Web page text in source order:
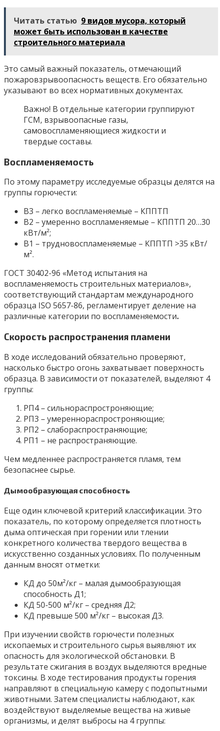
Читать статью 9 видов мусора, который
может быть использован в качестве
строительного материала
Это самый важный показатель, отмечающий
пожаровзрывоопасность веществ. Его обязательно
указывают во всех нормативных документах.
Важно! В отдельные категории группируют
ГСМ, взрывоопасные газы,
самовоспламеняющиеся жидкости и
твердые составы.
Воспламеняемость
По этому параметру исследуемые образцы делятся на
группы горючести:
В3 – легко воспламеняемые – КППТП
В2 – умеренно воспламеняемые – КППТП 20…30
кВт/м²;
В1 – трудновоспламеняемые – КППТП >35 кВт/
м².
ГОСТ 30402-96 «Метод испытания на
воспламеняемость строительных материалов»,
соответствующий стандартам международного
образца ISO 5657-86, регламентирует деление на
различные категории по воспламеняемости.
Скорость распространения пламени
В ходе исследований обязательно проверяют,
насколько быстро огонь захватывает поверхность
образца. В зависимости от показателей, выделяют 4
группы:
РП4 – сильнораспростроняющие;
РП3 – умереннораспростроняющие;
РП2 – слабораспространяющие;
РП1 – не распространяющие.
Чем медленнее распространяется пламя, тем
безопаснее сырье.
Дымообразующая способность
Еще один ключевой критерий классификации. Это
показатель, по которому определяется плотность
дыма оптическая при горении или тлении
конкретного количества твердого вещества в
искусственно созданных условиях. По полученным
данным вносят отметки:
КД до 50м²/кг – малая дымообразующая
способность Д1;
КД 50-500 м²/кг – средняя Д2;
КД превыше 500 м²/кг – высокая Д3.
При изучении свойств горючести полезных
ископаемых и строительного сырья выявляют их
опасность для экологической обстановки. В
результате сжигания в воздух выделяются вредные
токсины. В ходе тестирования продукты горения
направляют в специальную камеру с подопытными
животными. Затем специалисты наблюдают, как
воздействуют выделяемые вещества на живые
организмы, и делят выбросы на 4 группы: